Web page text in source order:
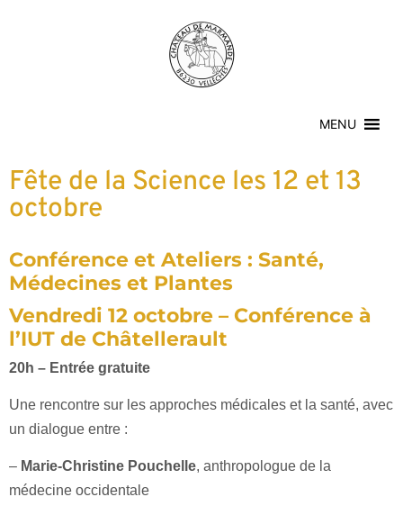
MENU
Fête de la Science les 12 et 13
octobre
Conférence et Ateliers : Santé,
Médecines et Plantes
Vendredi 12 octobre – Conférence à
l’IUT de Châtellerault
20h – Entrée gratuite
Une rencontre sur les approches médicales et la santé, avec
un dialogue entre :
– Marie-Christine Pouchelle, anthropologue de la
médecine occidentale